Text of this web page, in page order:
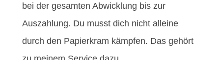
bei der gesamten Abwicklung bis zur
Auszahlung. Du musst dich nicht alleine
durch den Papierkram kämpfen. Das gehört